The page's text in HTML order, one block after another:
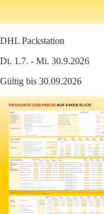
DHL Packstation
Di. 1.7. - Mi. 30.9.2026
Gültig bis 30.09.2026